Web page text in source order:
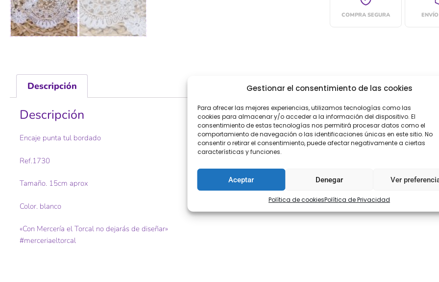
Gestionar el consentimiento de las cookies
Para ofrecer las mejores experiencias, utilizamos tecnologías como las
cookies para almacenar y/o acceder a la información del dispositivo. El
consentimiento de estas tecnologías nos permitirá procesar datos como el
comportamiento de navegación o las identificaciones únicas en este sitio. No
consentir o retirar el consentimiento, puede afectar negativamente a ciertas
características y funciones.
Aceptar Denegar Ver
Política de cookiesPolítica de Privacidad
COMPRA SEGURA
Descripción
Descripción
Encaje punta tul bordado
Ref.1730
Tamaño. 15cm aprox
Color. blanco
«Con Mercería el Torcal no dejarás de diseñar»
#merceriaeltorcal